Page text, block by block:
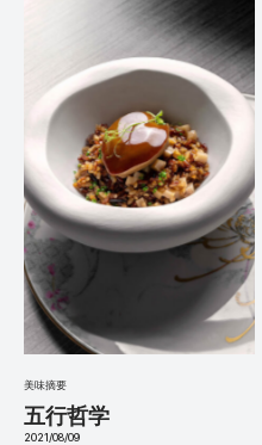
美味摘要
五行哲学
2021/08/09